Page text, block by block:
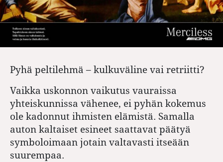
Pyhä peltilehmä – kulkuväline vai retriitti?
Vaikka uskonnon vaikutus vauraissa
yhteiskunnissa vähenee, ei pyhän kokemus
ole kadonnut ihmisten elämistä. Samalla
auton kaltaiset esineet saattavat päätyä
symboloimaan jotain valtavasti itseään
suurempaa.